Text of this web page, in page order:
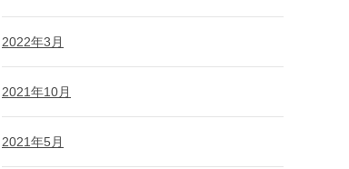
2022年3月
2021年10月
2021年5月